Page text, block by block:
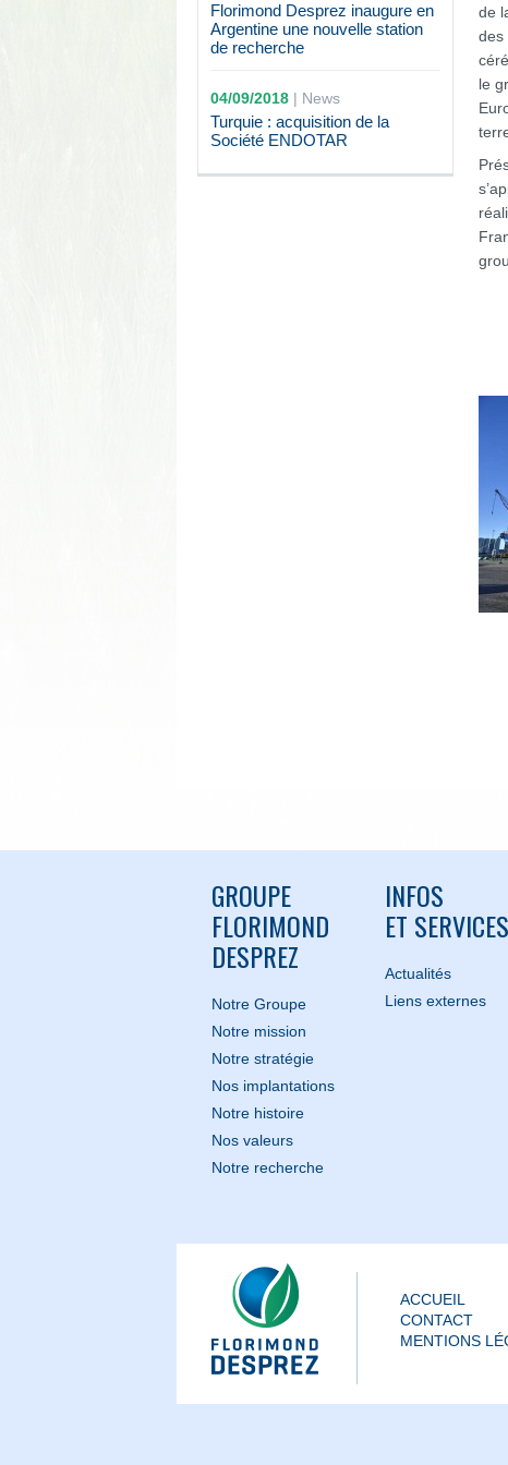
Florimond Desprez inaugure en
Argentine une nouvelle station
de recherche
04/09/2018| News
Turquie : acquisition de la
Société ENDOTAR
de
des
le
GROUPE
FLORIMOND
DESPREZ
Notre Groupe
Notre mission
Notre stratégie
Nos implantations
Notre histoire
Nos valeurs
Notre recherche
INFOS
ET SERVICES
Actualités
Liens externes
ACCUEIL
CONTACT
MENTIONS